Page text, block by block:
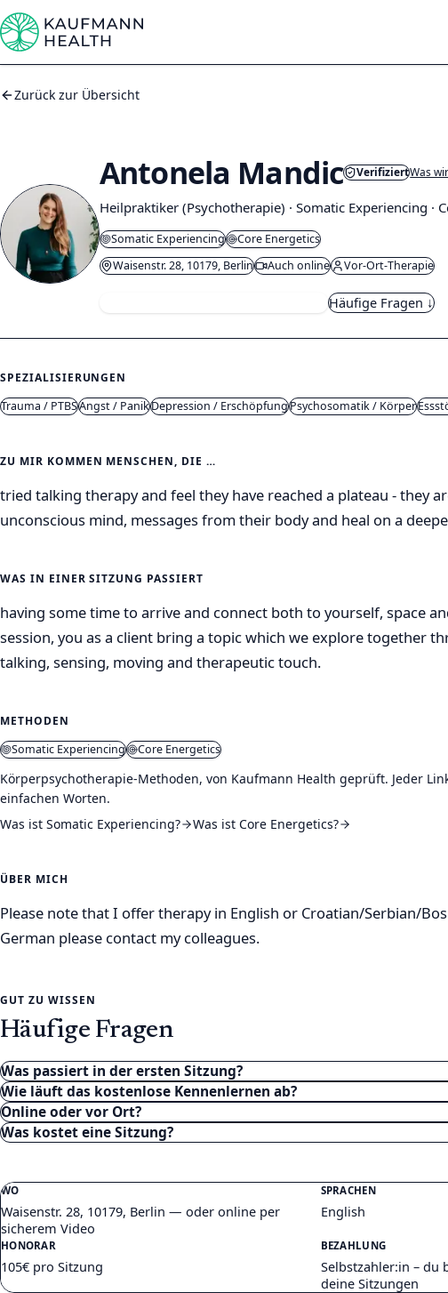
Zum Inhalt springen
Zurück zur Übersicht
Antonela Mandic VerifiziertWas
Heilpraktiker (Psychotherapie) · Somatic Experiencing ·
Somatic Experiencing
Core Energetics
Waisenstr. 28, 10179, Berlin
Auch online Vor-Ort-Therapie
Häufige Fragen ↓
SPEZIALISIERUNGEN
Trauma / PTBSAngst / PanikDepression / ErschöpfungPsychosomatik / Körper
ZU MIR KOMMEN MENSCHEN, DIE …
tried talking therapy and feel they have reached a plateau - they
unconscious mind, messages from their body and heal on a
WAS IN EINER SITZUNG PASSIERT
having some time to arrive and connect both to yourself, space
session, you as a client bring a topic which we explore together
talking, sensing, moving and therapeutic touch.
METHODEN
Somatic Experiencing
Core Energetics
Körperpsychotherapie-Methoden, von Kaufmann Health geprüft. Jeder
einfachen Worten.
Was ist Somatic Experiencing?
Was ist Core Energetics?
ÜBER MICH
Please note that I offer therapy in English or Croatian/Serbian/
German please contact my colleagues.
GUT ZU WISSEN
Häufige Fragen
Was passiert in der ersten Sitzung?
Wie läuft das kostenlose Kennenlernen ab?
Online oder vor Ort?
Was kostet eine Sitzung?
WO
Waisenstr. 28, 10179, Berlin — oder online per
sicherem Video
SPRACHEN
English
HONORAR
105€ pro Sitzung
BEZAHLUNG
Selbstzahler:in – du
deine Sitzungen